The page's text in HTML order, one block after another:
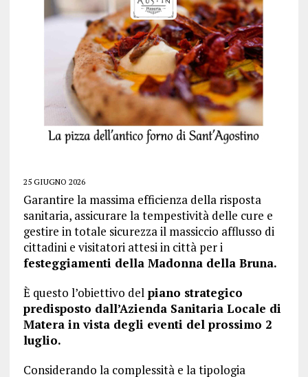
25 GIUGNO 2026
Garantire la massima efficienza della risposta
sanitaria, assicurare la tempestività delle cure e
gestire in totale sicurezza il massiccio afflusso di
cittadini e visitatori attesi in città per i
festeggiamenti della Madonna della Bruna.
È questo l’obiettivo delpiano strategico
predisposto dall’Azienda Sanitaria Locale di
Matera in vista degli eventi del prossimo 2
luglio.
Considerando la complessità e la tipologia